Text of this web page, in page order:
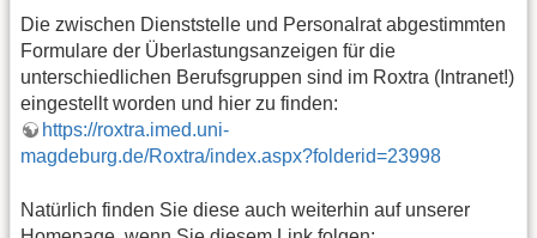
Die zwischen Dienststelle und Personalrat abgestimmten
Formulare der Überlastungsanzeigen für die
unterschiedlichen Berufsgruppen sind im Roxtra (Intranet!)
eingestellt worden und hier zu finden:
https://roxtra.imed.uni-
magdeburg.de/Roxtra/index.aspx?folderid=23998
Natürlich finden Sie diese auch weiterhin auf unserer